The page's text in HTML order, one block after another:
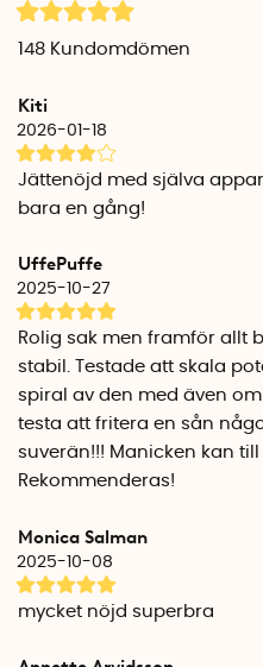
den oberoende
matlagningsprodukter -
148 Kundomdömen
Kiti
2026-01-18
Jättenöjd med själva
bara en gång!
UffePuffe
2025-10-27
Rolig sak men framför allt
stabil. Testade att skala
spiral av den med även
testa att fritera en sån
suverän!!! Manicken kan
Rekommenderas!
Monica Salman
2025-10-08
mycket nöjd superbra